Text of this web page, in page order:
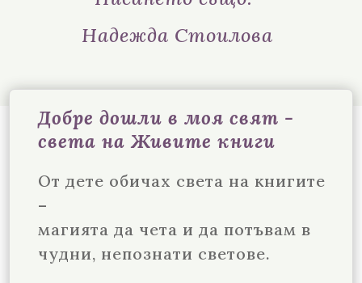
Надежда Стоилова
Добре дошли в моя свят -
света на Живите книги
От дете обичах света на книгите
–
магията да чета и да потъвам в
чудни, непознати светове.